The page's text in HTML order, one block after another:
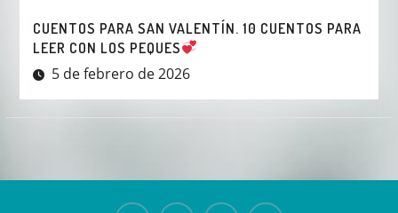
CUENTOS PARA SAN VALENTÍN. 10 CUENTOS PARA
LEER CON LOS PEQUES
5 de febrero de 2026